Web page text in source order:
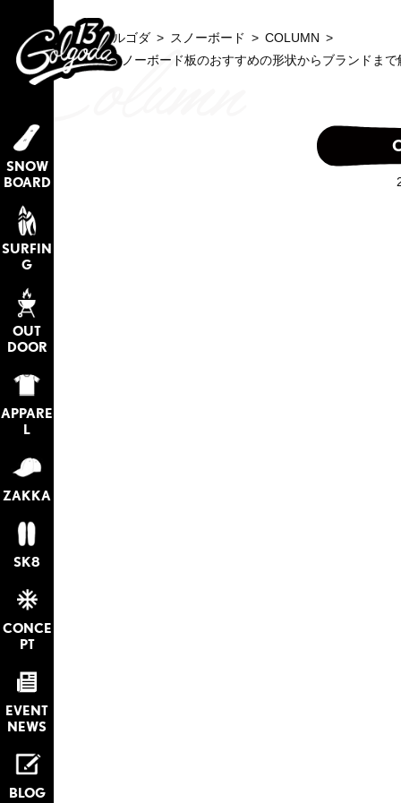
SNOW
BOARD
SURFIN
G
OUT
DOOR
APPARE
L
ZAKKA
SK8
CONCE
PT
EVENT
NEWS
BLOG
GOLGODA ゴルゴダ > スノーボード > COLUMN >
【レベル別】スノーボード板のおすすめの形状からブランドまで